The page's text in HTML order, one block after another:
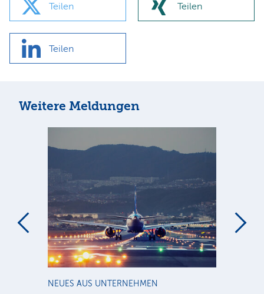
Teilen Teilen
Teilen
Weitere Meldungen
NEUES AUS UNTERNEHMEN